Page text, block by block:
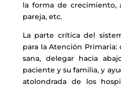
la forma de crecimiento,
pareja, etc.
La parte crítica del
para la Atención
sana, delegar hacia
paciente y su familia, y
atolondrada de los